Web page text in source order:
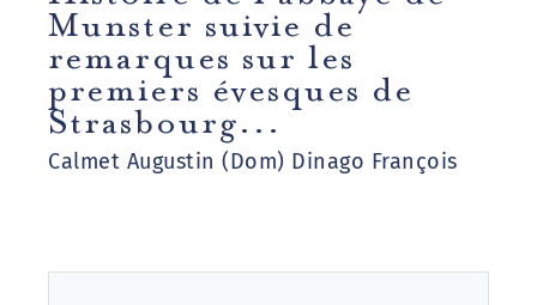
Munster suivie de
remarques sur les
premiers évesques de
Strasbourg...
Calmet Augustin (Dom) Dinago François